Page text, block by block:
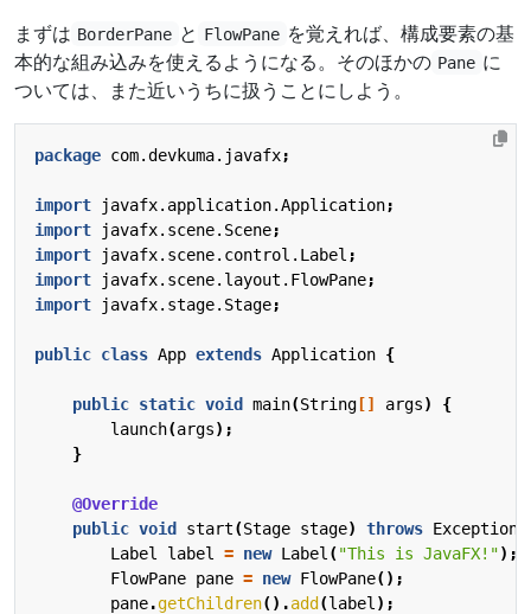
まずは BorderPane と FlowPane を覚えれば、構成要素の基
本的な組み込みを使えるようになる。そのほかの Pane に
ついては、また近いうちに扱うことにしよう。
package com.devkuma.javafx;
import javafx.application.Application;
import
javafx.scene.Scene;
import
javafx.scene.control.Label ;
import
javafx.scene.layout.FlowPane;
import
javafx.stage.Stage;
public class App extends Application {
public static void main(String [] args)
{
launch(args);
}
@Override
public void start(Stage stage) throws Exception
Label
label = new Label ("This is JavaFX!");
FlowPane pane = new FlowPane();
pane.getChildren().add (label );